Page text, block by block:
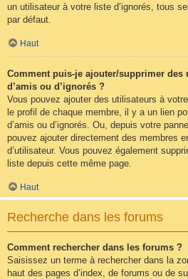
un utilisateur à votre liste d’ignorés, tous
par défaut.
Haut
Comment puis-je ajouter/supprimer des
d’amis ou d’ignorés ?
Vous pouvez ajouter des utilisateurs à
le profil de chaque membre, il y a un lien
d’amis ou d’ignorés. Ou, depuis votre
pouvez ajouter directement des membres
d’utilisateur. Vous pouvez également
liste depuis cette même page.
Haut
Recherche dans les forums
Comment rechercher dans les forums ?
Saisissez un terme à rechercher dans la
haut des pages d’index, de forums ou de